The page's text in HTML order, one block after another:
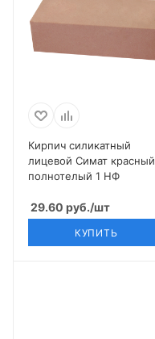
Кирпич силикатный
лицевой Симат красный
полнотелый 1 НФ
29.60 руб./шт
КУПИТЬ